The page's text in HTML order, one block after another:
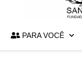
PARA VOCÊ